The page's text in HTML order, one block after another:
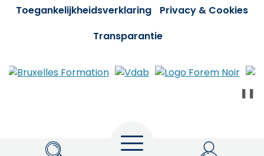
Toegankelijkheidsverklaring
Privacy & Cookies
Transparantie
❚❚